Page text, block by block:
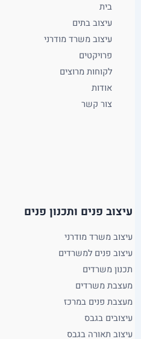
בית
עיצוב בתים
עיצוב משרד מודרני
פרויקטים
לקוחות מרוצים
אודות
צור קשר
עיצוב פנים ותכנון פנים​
עיצוב משרד מודרני
עיצוב פנים למשרדים
תכנון משרדים
מעצבת משרדים
מעצבת פנים במרכז
עיצובים בגבס
עיצוב תאורה בגבס